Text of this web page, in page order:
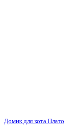
Домик для кота Плато